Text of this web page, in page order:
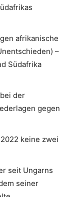
afrikanische
–
Südafrika
der
gegen
keine zwei
seit Ungarns
seiner